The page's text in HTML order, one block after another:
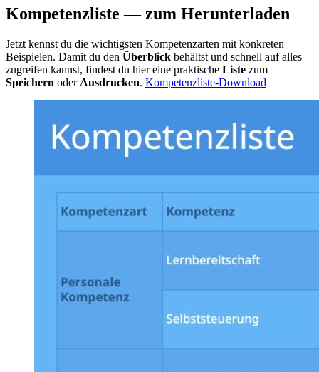
Kompetenzliste — zum Herunterladen
Jetzt kennst du die wichtigsten Kompetenzarten mit konkreten
Beispielen. Damit du den Überblick behältst und schnell auf alles
zugreifen kannst, findest du hier eine praktische Liste zum
Speichern oder Ausdrucken. Kompetenzliste-Download